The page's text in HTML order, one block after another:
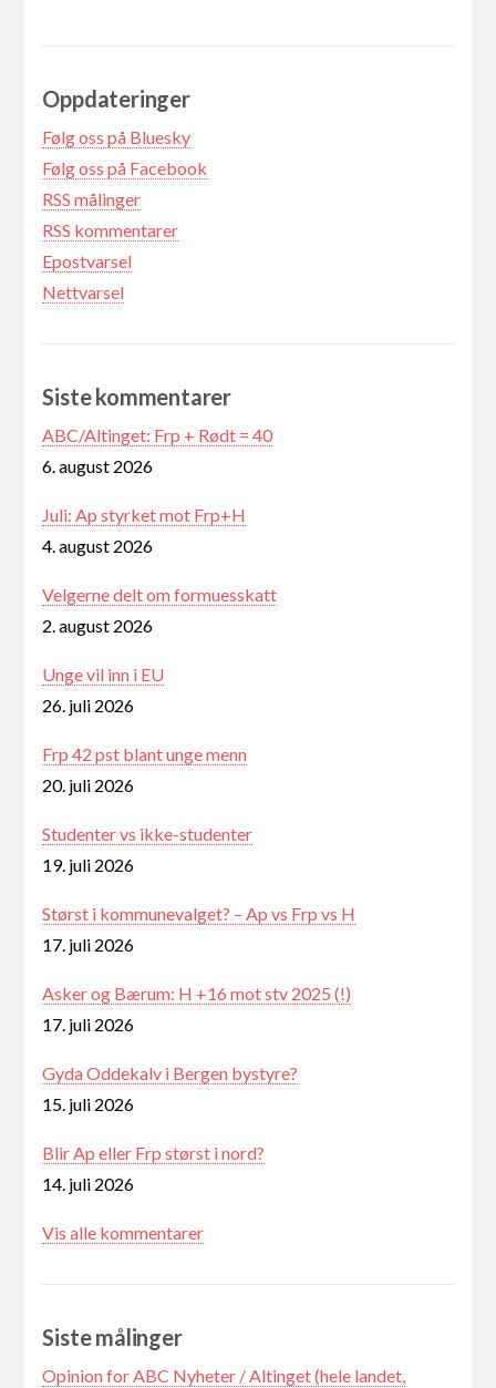
Oppdateringer
Følg oss på Bluesky
Følg oss på Facebook
RSS målinger
RSS kommentarer
Epostvarsel
Nettvarsel
Siste kommentarer
ABC/Altinget: Frp + Rødt = 40
6. august 2026
Juli: Ap styrket mot Frp+H
4. august 2026
Velgerne delt om formuesskatt
2. august 2026
Unge vil inn i EU
26. juli 2026
Frp 42 pst blant unge menn
20. juli 2026
Studenter vs ikke-studenter
19. juli 2026
Størst i kommunevalget? – Ap vs Frp vs H
17. juli 2026
Asker og Bærum: H +16 mot stv 2025 (!)
17. juli 2026
Gyda Oddekalv i Bergen bystyre?
15. juli 2026
Blir Ap eller Frp størst i nord?
14. juli 2026
Vis alle kommentarer
Siste målinger
Opinion for ABC Nyheter / Altinget (hele landet,